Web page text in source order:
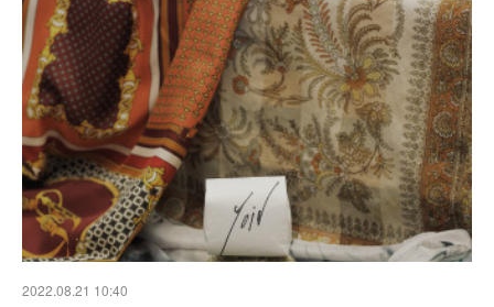
2022.08.21 10:40